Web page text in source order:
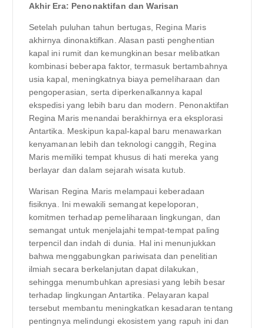
Akhir Era: Penonaktifan dan Warisan
Setelah puluhan tahun bertugas, Regina Maris
akhirnya dinonaktifkan. Alasan pasti penghentian
kapal ini rumit dan kemungkinan besar melibatkan
kombinasi beberapa faktor, termasuk bertambahnya
usia kapal, meningkatnya biaya pemeliharaan dan
pengoperasian, serta diperkenalkannya kapal
ekspedisi yang lebih baru dan modern. Penonaktifan
Regina Maris menandai berakhirnya era eksplorasi
Antartika. Meskipun kapal-kapal baru menawarkan
kenyamanan lebih dan teknologi canggih, Regina
Maris memiliki tempat khusus di hati mereka yang
berlayar dan dalam sejarah wisata kutub.
Warisan Regina Maris melampaui keberadaan
fisiknya. Ini mewakili semangat kepeloporan,
komitmen terhadap pemeliharaan lingkungan, dan
semangat untuk menjelajahi tempat-tempat paling
terpencil dan indah di dunia. Hal ini menunjukkan
bahwa menggabungkan pariwisata dan penelitian
ilmiah secara berkelanjutan dapat dilakukan,
sehingga menumbuhkan apresiasi yang lebih besar
terhadap lingkungan Antartika. Pelayaran kapal
tersebut membantu meningkatkan kesadaran tentang
pentingnya melindungi ekosistem yang rapuh ini dan